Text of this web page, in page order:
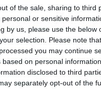
of the sale, sharing to third
or sensitive
by us, please use the below
selection. Please note
you may continue
based on personal
disclosed to third
separately opt-out of the
αιτήσεων
2025 και λήγει την
2025.